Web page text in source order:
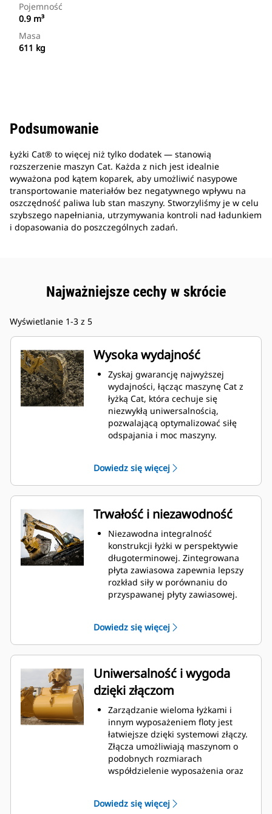
Pojemność
0.9 m³
Masa
611 kg
Podsumowanie
Łyżki Cat® to więcej niż tylko dodatek — stanowią
rozszerzenie maszyn Cat. Każda z nich jest idealnie
wyważona pod kątem koparek, aby umożliwić nasypowe
transportowanie materiałów bez negatywnego wpływu na
oszczędność paliwa lub stan maszyny. Stworzyliśmy je w celu
szybszego napełniania, utrzymywania kontroli nad ładunkiem
i dopasowania do poszczególnych zadań.
Najważniejsze cechy w skrócie
Wyświetlanie 1-3 z 5
Wysoka wydajność
Zyskaj gwarancję najwyższej
wydajności, łącząc maszynę Cat z
łyżką Cat, która cechuje się
niezwykłą uniwersalnością,
pozwalającą optymalizować siłę
odspajania i moc maszyny.
materiału na łyżkę. Zwiększony
prześwit lemiesza zapewnia
zmniejszony opór dolnej części
łyżki, co obniża koszty związane z
konserwacją.
Zużycie paliwa jest najwyższe
podczas kopania. Łyżki Cat
gwarantują szybkie cięcie
materiału w celu zwiększenia
ogólnej wydajności pracy maszyny.
Możesz załadować większą ilość
pozwalają utrzymać większość
materiału w łyżce podczas każdego
załadunku.
Dowiedz się więcej
Trwałość i niezawodność
Niezawodna integralność
konstrukcji łyżki w perspektywie
długoterminowej. Zintegrowana
płyta zawiasowa zapewnia lepszy
rozkład siły w porównaniu do
przyspawanej płyty zawiasowej.
odpornej na ścieranie stali,
zwłaszcza w przypadku
podzespołów podatnych na
nadmierne zużycie.
Chroń najważniejsze, podatne na
zużycie obszary łyżki za pomocą
osprzętu do prac ziemnych (GET)
Cat.
Zwiększ produkcję w
wymagających zastosowaniach,
ułatw penetrację podczas
stertowania i skróć czas trwania
cyklu za pomocą systemu Cat®
Montuj i demontuj końcówki
Dowiedz się więcej
Uniwersalność i wygoda
dzięki złączom
Zarządzanie wieloma łyżkami i
innym wyposażeniem floty jest
łatwiejsze dzięki systemowi złączy.
Złącza umożliwiają maszynom o
podobnych rozmiarach
współdzielenie wyposażenia oraz
Łyżki, które można zamocować
Dowiedz się więcej